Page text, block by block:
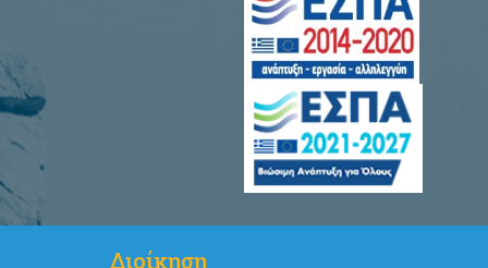
Διοίκηση